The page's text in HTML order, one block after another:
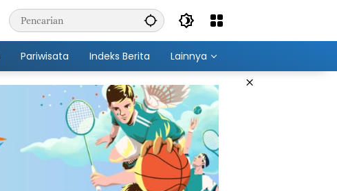
Pariwisata Indeks Berita Lainnya
×